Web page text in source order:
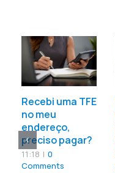
Recebi uma TFE
no meu
endereço,
preciso pagar?
11:18 | 0
Comments